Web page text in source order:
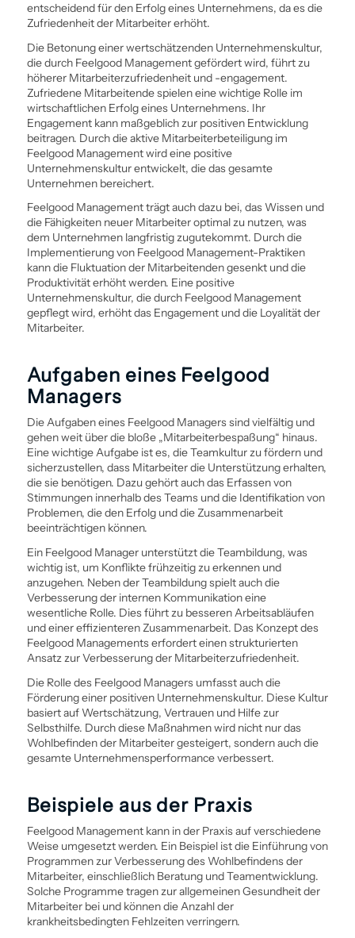
entscheidend für den Erfolg eines Unternehmens, da es die
Zufriedenheit der Mitarbeiter erhöht.
Die Betonung einer wertschätzenden Unternehmenskultur,
die durch Feelgood Management gefördert wird, führt zu
höherer Mitarbeiterzufriedenheit und -engagement.
Zufriedene Mitarbeitende spielen eine wichtige Rolle im
wirtschaftlichen Erfolg eines Unternehmens. Ihr
Engagement kann maßgeblich zur positiven Entwicklung
beitragen. Durch die aktive Mitarbeiterbeteiligung im
Feelgood Management wird eine positive
Unternehmenskultur entwickelt, die das gesamte
Unternehmen bereichert.
Feelgood Management trägt auch dazu bei, das Wissen und
die Fähigkeiten neuer Mitarbeiter optimal zu nutzen, was
dem Unternehmen langfristig zugutekommt. Durch die
Implementierung von Feelgood Management-Praktiken
kann die Fluktuation der Mitarbeitenden gesenkt und die
Produktivität erhöht werden. Eine positive
Unternehmenskultur, die durch Feelgood Management
gepflegt wird, erhöht das Engagement und die Loyalität der
Mitarbeiter.
Aufgaben eines Feelgood
Managers
Die Aufgaben eines Feelgood Managers sind vielfältig und
gehen weit über die bloße „Mitarbeiterbespaßung“ hinaus.
Eine wichtige Aufgabe ist es, die Teamkultur zu fördern und
sicherzustellen, dass Mitarbeiter die Unterstützung erhalten,
die sie benötigen. Dazu gehört auch das Erfassen von
Stimmungen innerhalb des Teams und die Identifikation von
Problemen, die den Erfolg und die Zusammenarbeit
beeinträchtigen können.
Ein Feelgood Manager unterstützt die Team­bildung, was
wichtig ist, um Konflikte frühzeitig zu erkennen und
anzugehen. Neben der Team­bildung spielt auch die
Verbesserung der internen Kommunikation eine
wesentliche Rolle. Dies führt zu besseren Arbeitsabläufen
und einer effizienteren Zusammenarbeit. Das Konzept des
Feelgood Managements erfordert einen strukturierten
Ansatz zur Verbesserung der Mitarbeiterzufriedenheit.
Die Rolle des Feelgood Managers umfasst auch die
Förderung einer positiven Unternehmenskultur. Diese Kultur
basiert auf Wertschätzung, Vertrauen und Hilfe zur
Selbsthilfe. Durch diese Maßnahmen wird nicht nur das
Wohlbefinden der Mitarbeiter gesteigert, sondern auch die
gesamte Unternehmensperformance verbessert.
Beispiele aus der Praxis
Feelgood Management kann in der Praxis auf verschiedene
Weise umgesetzt werden. Ein Beispiel ist die Ein­führung von
Programmen zur Verbesserung des Wohlbefindens der
Mitarbeiter, einschließlich Beratung und Team­entwicklung.
Solche Programme tragen zur allgemeinen Gesundheit der
Mitarbeiter bei und können die Anzahl der
krankheitsbedingten Fehlzeiten verringern.